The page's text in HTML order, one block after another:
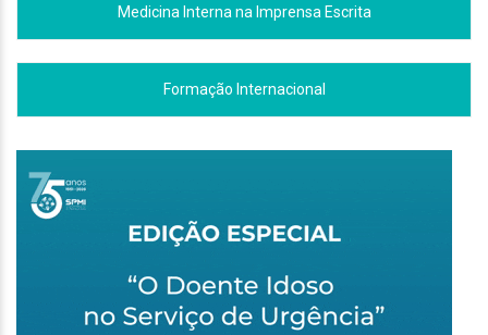
Medicina Interna na Imprensa Escrita
Formação Internacional